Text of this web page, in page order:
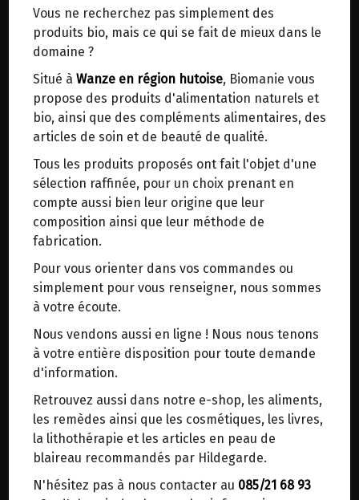
Vous ne recherchez pas simplement des
produits bio, mais ce qui se fait de mieux dans le
domaine ?
Situé à Wanze en région hutoise, Biomanie vous
propose des produits d'alimentation naturels et
bio, ainsi que des compléments alimentaires, des
articles de soin et de beauté de qualité.
Tous les produits proposés ont fait l'objet d'une
sélection raffinée, pour un choix prenant en
compte aussi bien leur origine que leur
composition ainsi que leur méthode de
fabrication.
Pour vous orienter dans vos commandes ou
simplement pour vous renseigner, nous sommes
à votre écoute.
Nous vendons aussi en ligne ! Nous nous tenons
à votre entière disposition pour toute demande
d'information.
Retrouvez aussi dans notre e-shop, les aliments,
les remèdes ainsi que les cosmétiques, les livres,
la lithothérapie et les articles en peau de
blaireau recommandés par Hildegarde.
N'hésitez pas à nous contacter au 085/21 68 93
Choisir ce lieu
Dans un point d'enlèvement BPost
En choisissant un Point d’enlèvement ou un
distributeur bbox, vous permettez d’éviter des
trajets inutiles. En posant ce choix, vous
contribuez à la réduction des émissions de CO₂
de 30 % en moyenne. Et grâce au plus grand
réseau de distribution de Belgique, il y a
toujours une solution près de chez vous.
Venez chercher votre colis dans un point
d'enlèvement ou distributeur BBox de BPost :
points d'enlèvement ou distributeurs BBox
Merci de signaler dans les commentaires, le
point d'enlèvement choisi.
Sinon, vous pouvez envoyer un mail avec le
point d'enlèvement désiré ou bien nous vous
recontacterons afin de déterminer ensemble le
lieu de livraison choisi.
Choisir ce lieu
HACHE BOEUF/PORC BIO 500G
Origine : Belgique.
L'origine exacte de la viande peut être retracée
grâce à un QR code figurant sur chaque
emballage.
d'exploitations familiales belges qui se transmet
de génération en génération.
Les animaux des agriculteurs belges ont le temps
de grandir, peuvent sortir librement, mangent
des aliments biologiques nutritifs et trouvent
L'éleveur privilégie les races robustes qui ne
tombent pas facilement malades, afin de limiter
aux maximum le recours aux médicaments.
Le délicieux morceau de viande dans votre